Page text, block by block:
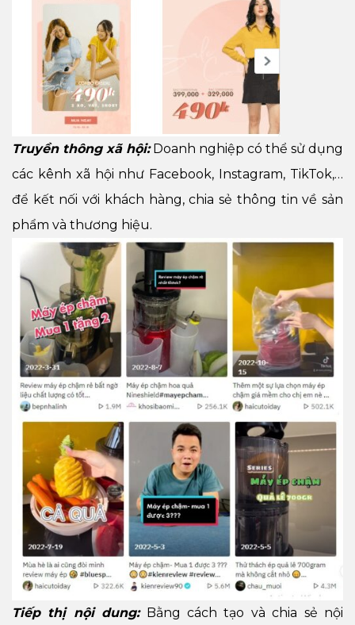
Truyền thông xã hội:Doanh nghiệp có thể sử dụng
các kênh xã hội như Facebook, Instagram, TikTok,…
để kết nối với khách hàng, chia sẻ thông tin về sản
phẩm và thương hiệu.
Tiếp thị nội dung:Bằng cách tạo và chia sẻ nội